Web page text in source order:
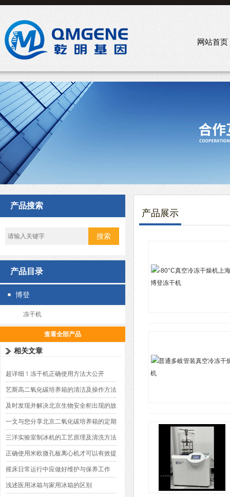
网站首页
产品搜索
产品目录
博登
冻干机
查看全部产品
相关文章
超详细！冻干机正确使用方法大公开
艺斯高二氧化碳培养箱的清洁及操作方法
介绍
及时发现并解决北京生物安全柜出现的故
障至关重要
一文与您分享北京二氧化碳培养箱的定期
维护保养方法
三洋实验室制冰机的工艺原理及清洗方法
介绍
正确使用米欧微孔板离心机才可以有效提
高工作效率
摇床日常运行中应做好维护与保养工作
浅述医用冰箱与家用冰箱的区别
产品展示